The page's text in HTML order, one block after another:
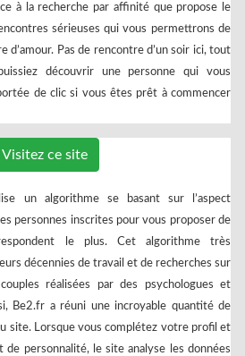
à la recherche par affinité que propose le
sérieuses qui vous permettrons de
d’amour. Pas de rencontre d’un soir ici, tout
découvrir une personne qui vous
de clic si vous êtes prêt à commencer
Visitez ce site
un algorithme se basant sur l’aspect
personnes inscrites pour vous proposer de
le plus. Cet algorithme très
décennies de travail et de recherches sur
réalisées par des psychologues et
Be2.fr a réuni une incroyable quantité de
site. Lorsque vous complétez votre profil et
personnalité, le site analyse les données